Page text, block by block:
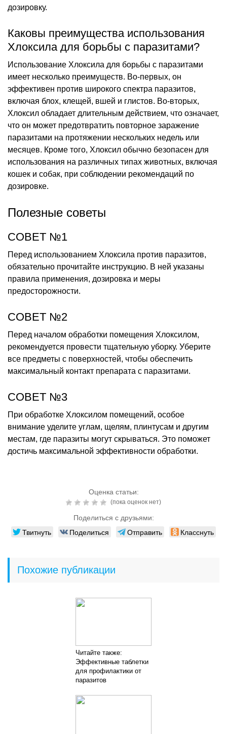
дозировку.
Каковы преимущества использования
Хлоксила для борьбы с паразитами?
Использование Хлоксила для борьбы с паразитами
имеет несколько преимуществ. Во-первых, он
эффективен против широкого спектра паразитов,
включая блох, клещей, вшей и глистов. Во-вторых,
Хлоксил обладает длительным действием, что означает,
что он может предотвратить повторное заражение
паразитами на протяжении нескольких недель или
месяцев. Кроме того, Хлоксил обычно безопасен для
использования на различных типах животных, включая
кошек и собак, при соблюдении рекомендаций по
дозировке.
Полезные советы
СОВЕТ №1
Перед использованием Хлоксила против паразитов,
обязательно прочитайте инструкцию. В ней указаны
правила применения, дозировка и меры
предосторожности.
СОВЕТ №2
Перед началом обработки помещения Хлоксилом,
рекомендуется провести тщательную уборку. Уберите
все предметы с поверхностей, чтобы обеспечить
максимальный контакт препарата с паразитами.
СОВЕТ №3
При обработке Хлоксилом помещений, особое
внимание уделите углам, щелям, плинтусам и другим
местам, где паразиты могут скрываться. Это поможет
достичь максимальной эффективности обработки.
Оценка статьи:
(пока оценок нет)
Поделиться с друзьями:
Твитнуть Поделиться Отправить Класснуть
Похожие публикации
Читайте также:
Эффективные таблетки
для профилактики от
паразитов